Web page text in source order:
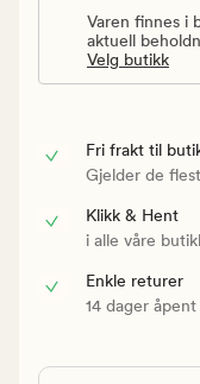
Varen finnes i
aktuell
Velg butikk
Fri frakt til
Gjelder de
Klikk & Hent
i alle våre
Enkle returer
14 dager